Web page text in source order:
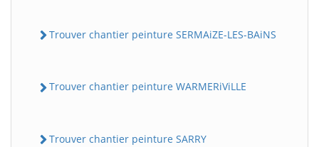
Trouver chantier peinture SERMAiZE-LES-BAiNS
Trouver chantier peinture WARMERiViLLE
Trouver chantier peinture SARRY